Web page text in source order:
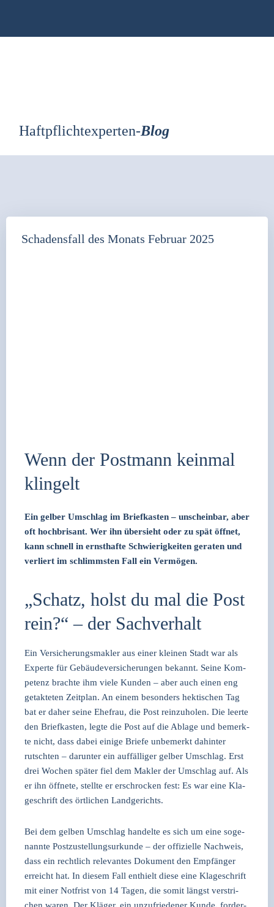
Haftpflichtexperten-Blog
Schadensfall des Monats Februar 2025
Wenn der Postmann keinmal
klingelt
Ein gel­ber Umschlag im Brief­kas­ten – unschein­bar, aber
oft hoch­bri­sant. Wer ihn über­sieht oder zu spät öff­net,
kann schnell in ernst­haf­te Schwie­rig­kei­ten gera­ten und
ver­liert im schlimms­ten Fall ein Ver­mö­gen.
„Schatz, holst du mal die Post
rein?“ – der Sachverhalt
Ein Ver­si­che­rungs­mak­ler aus einer klei­nen Stadt war als
Exper­te für Gebäu­de­ver­si­che­run­gen bekannt. Sei­ne Kom­
pe­tenz brach­te ihm vie­le Kun­den – aber auch einen eng
getak­te­ten Zeit­plan. An einem beson­ders hek­ti­schen Tag
bat er daher sei­ne Ehe­frau, die Post rein­zu­ho­len. Die leer­te
den Brief­kas­ten, leg­te die Post auf die Abla­ge und bemerk­
te nicht, dass dabei eini­ge Brie­fe unbe­merkt dahin­ter
rutsch­ten – dar­un­ter ein auf­fäl­li­ger gel­ber Umschlag. Erst
drei Wochen spä­ter fiel dem Mak­ler der Umschlag auf. Als
er ihn öff­ne­te, stell­te er erschro­cken fest: Es war eine Kla­
ge­schrift des ört­li­chen Land­ge­richts.
Bei dem gel­ben Umschlag han­del­te es sich um eine soge­
nann­te Post­zu­stel­lungs­ur­kun­de – der offi­zi­el­le Nach­weis,
dass ein recht­lich rele­van­tes Doku­ment den Emp­fän­ger
erreicht hat. In die­sem Fall ent­hielt die­se eine Kla­ge­schrift
mit einer Not­frist von 14 Tagen, die somit längst ver­stri­